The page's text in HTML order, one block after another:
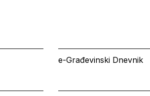
e-Građevinski Dnevnik